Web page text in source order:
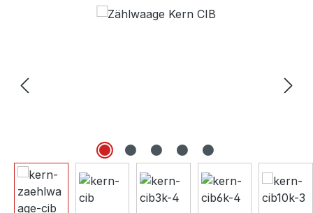
Bildergalerie überspringen